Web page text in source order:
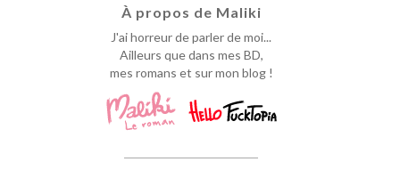
À propos de Maliki
J'ai horreur de parler de moi...
Ailleurs que dans mes BD,
mes romans et sur mon blog !